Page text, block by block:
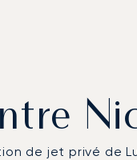
de jet privé de